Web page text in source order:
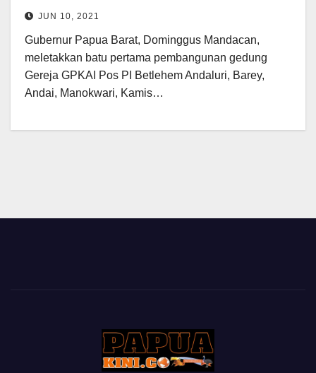
JUN 10, 2021
Gubernur Papua Barat, Dominggus Mandacan,
meletakkan batu pertama pembangunan gedung
Gereja GPKAI Pos PI Betlehem Andaluri, Barey,
Andai, Manokwari, Kamis…